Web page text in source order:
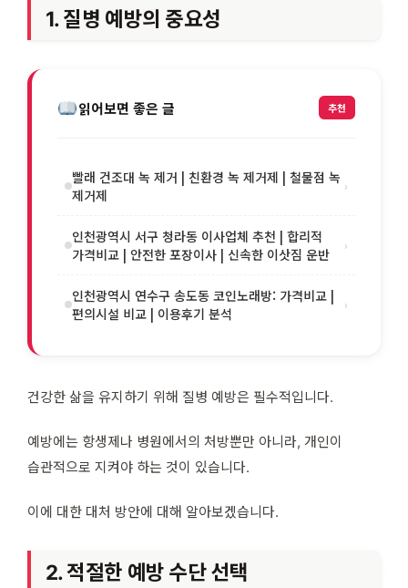
1. 질병 예방의 중요성
읽어보면 좋은 글 추천
빨래 건조대 녹 제거 | 친환경 녹 제거제 | 철물점 녹
제거제
›
인천광역시 서구 청라동 이사업체 추천 | 합리적
가격비교 | 안전한 포장이사 | 신속한 이삿짐 운반
›
인천광역시 연수구 송도동 코인노래방: 가격비교 |
편의시설 비교 | 이용후기 분석
›
건강한 삶을 유지하기 위해 질병 예방은 필수적입니다.
예방에는 항생제나 병원에서의 처방뿐만 아니라, 개인이
습관적으로 지켜야 하는 것이 있습니다.
이에 대한 대처 방안에 대해 알아보겠습니다.
2. 적절한 예방 수단 선택